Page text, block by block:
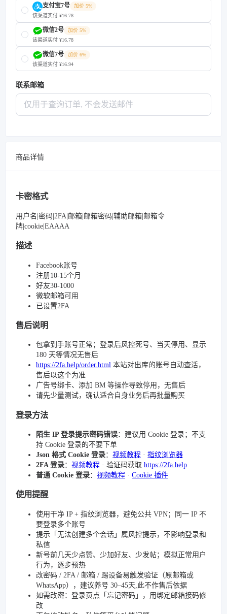
支付宝7号
加价 5%
该渠道实付 ¥16.78
微信2号
加价 5%
该渠道实付 ¥16.78
微信7号
加价 6%
该渠道实付 ¥16.94
联系邮箱
商品详情
卡密格式
用户名|密码|2FA|邮箱|邮箱密码|辅助邮箱|邮箱令
牌|cookie|EAAAA
描述
Facebook账号
注册10-15个月
好友30-1000
微软邮箱可用
已设置2FA
售后说明
包拿到手账号正常；登录后风控死号、当天停用、显示
180 天等情况无售后
https://2fa.help/order.html 本站对出库的账号自动查活，
售后以这个为准
广告号绑卡、添加 BM 等操作导致停用，无售后
请先少量测试，确认适合自身业务后再批量购买
登录方法
陌生 IP 登录提示密码错误：建议用 Cookie 登录；不支
持 Cookie 登录的不要下单
Json 格式 Cookie 登录： 视频教程 · 指纹浏览器
2FA 登录： 视频教程 · 验证码获取 https://2fa.help
普通 Cookie 登录： 视频教程 · Cookie 插件
使用提醒
使用干净 IP + 指纹浏览器，避免公共 VPN；同一 IP 不
要登录多个账号
提示「无法创建多个会话」属风控提示，不影响登录和
私信
新号前几天少点赞、少加好友、少发帖；模拟正常用户
行为，逐步预热
改密码 / 2FA / 邮箱 / 踢设备易触发验证（原邮箱或
WhatsApp），建议养号 30–45天,此不作售后依据
如需改密：登录页点「忘记密码」，用绑定邮箱接码修
改